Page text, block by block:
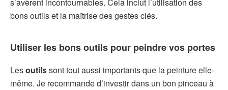
bons outils et la maîtrise des gestes clés.
Utiliser les bons outils pour peindre vos portes
Lesoutilssont tout aussi importants que la peinture elle-
même. Je recommande d’investir dans un bon pinceau à